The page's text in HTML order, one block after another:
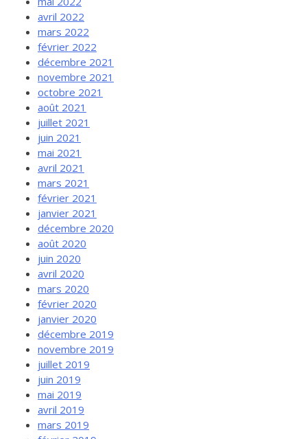
avril 2022
mars 2022
février 2022
décembre 2021
novembre 2021
octobre 2021
août 2021
juillet 2021
juin 2021
mai 2021
avril 2021
mars 2021
février 2021
janvier 2021
décembre 2020
août 2020
juin 2020
avril 2020
mars 2020
février 2020
janvier 2020
décembre 2019
novembre 2019
juillet 2019
juin 2019
mai 2019
avril 2019
mars 2019